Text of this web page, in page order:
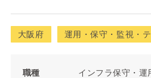
大阪府 運用・保守・監視・
職種 インフラ保守・運